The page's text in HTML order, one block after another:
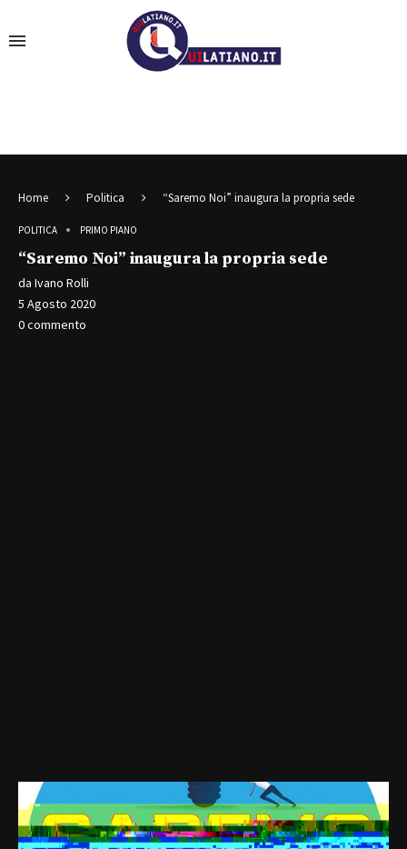
Home Politica “Saremo Noi” inaugura la propria sede
POLITICA PRIMO PIANO
“Saremo Noi” inaugura la propria sede
da Ivano Rolli
5 Agosto 2020
0 commento